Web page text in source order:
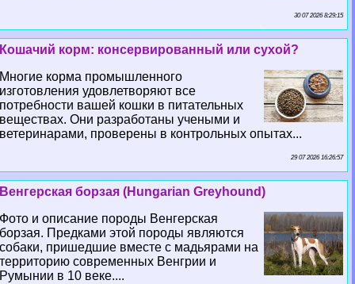
30 07 2026 8:29:15
Кошачий корм: консервированный или сухой?
Многие корма промышленного
изготовления удовлетворяют все
потребности вашей кошки в питательных
веществах. Они разработаны учеными и
ветеринарами, проверены в контрольных опытах...
29 07 2026 16:26:57
Венгерская борзая (Hungarian Greyhound)
Фото и описание породы Венгерская
борзая. Предками этой породы являются
собаки, пришедшие вместе с мадьярами на
территорию современных Венгрии и
Румынии в 10 веке....